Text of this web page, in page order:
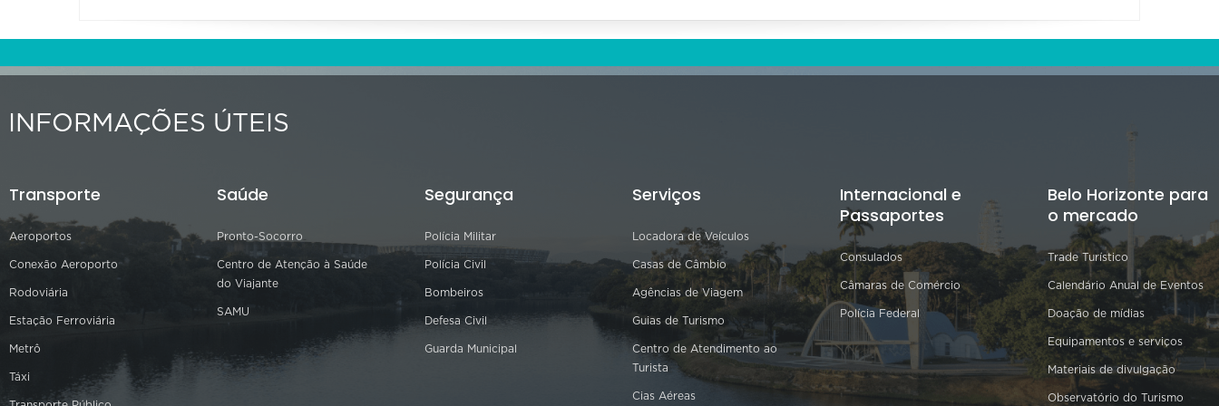
INFORMAÇÕES ÚTEIS
Transporte
Aeroportos
Conexão Aeroporto
Rodoviária
Estação Ferroviária
Metrô
Táxi
Saúde
Pronto-Socorro
Centro de Atenção à Saúde
do Viajante
SAMU
Segurança
Polícia Militar
Polícia Civil
Bombeiros
Defesa Civil
Guarda Municipal
Serviços
Locadora de Veículos
Casas de Câmbio
Agências de Viagem
Guias de Turismo
Centro de Atendimento ao
Turista
Cias Aéreas
Internacional e
Passaportes
Consulados
Câmaras de Comércio
Polícia Federal
Belo Horizonte para
o mercado
Trade Turístico
Calendário Anual de Eventos
Doação de mídias
Equipamentos e serviços
Materiais de divulgação
Observatório do Turismo